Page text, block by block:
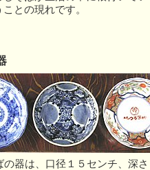
との現れです。
器は、口径１５センチ、深